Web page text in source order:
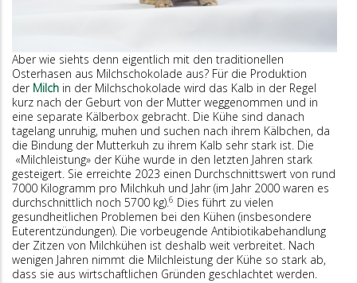
Aber wie siehts denn eigentlich mit den traditionellen
Osterhasen aus Milchschokolade aus? Für die Produktion
der Milch in der Milchschokolade wird das Kalb in der Regel
kurz nach der Geburt von der Mutter weggenommen und in
eine separate Kälberbox gebracht. Die Kühe sind danach
tagelang unruhig, muhen und suchen nach ihrem Kälbchen, da
die Bindung der Mutterkuh zu ihrem Kalb sehr stark ist. Die
«Milchleistung» der Kühe wurde in den letzten Jahren stark
gesteigert. Sie erreichte 2023 einen Durchschnittswert von rund
7000 Kilogramm pro Milchkuh und Jahr (im Jahr 2000 waren es
durchschnittlich noch 5700 kg).6 Dies führt zu vielen
gesundheitlichen Problemen bei den Kühen (insbesondere
Euterentzündungen). Die vorbeugende Antibiotikabehandlung
der Zitzen von Milchkühen ist deshalb weit verbreitet. Nach
wenigen Jahren nimmt die Milchleistung der Kühe so stark ab,
dass sie aus wirtschaftlichen Gründen geschlachtet werden.